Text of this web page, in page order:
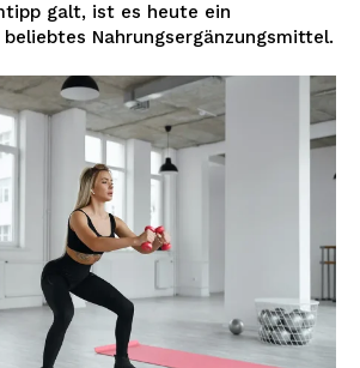
galt, ist es heute ein
Nahrungsergänzungsmittel.